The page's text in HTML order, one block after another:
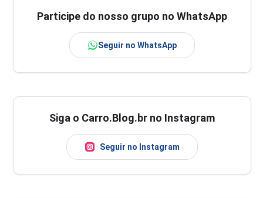
Participe do nosso grupo no WhatsApp
Seguir no WhatsApp
Siga o Carro.Blog.br no Instagram
Seguir no Instagram